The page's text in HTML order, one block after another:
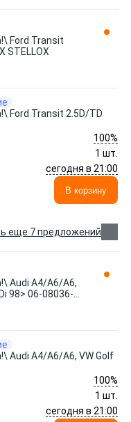
Ford Transit
STELLOX
Ford Transit 2.5D/TD
100%
1 шт.
сегодня в 21:00
В корзину
еще 7 предложений
Audi A4/A6/A6,
98> 06-08036-
Audi A4/A6/A6, VW Golf
100%
1 шт.
сегодня в 21:00